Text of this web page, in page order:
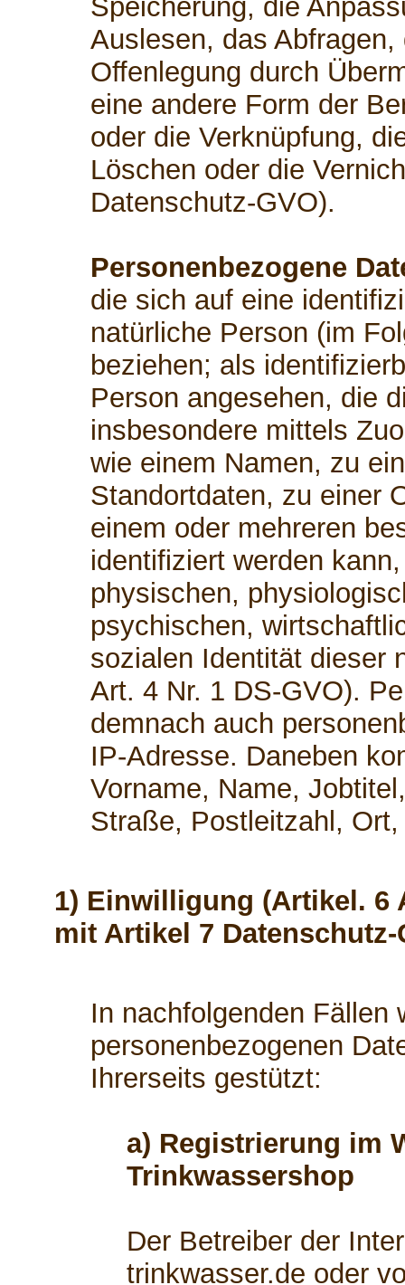
Speicherung, die
Auslesen, das
Offenlegung durch
eine andere Form der
oder die Verknüpfung,
Löschen oder die
Datenschutz-GVO).
Personenbezogene
die sich auf eine
natürliche Person (im
beziehen; als
Person angesehen, die
insbesondere mittels
wie einem Namen, zu
Standortdaten, zu einer
einem oder mehreren
identifiziert werden
physischen,
psychischen,
sozialen Identität dieser
Art. 4 Nr. 1 DS-GVO).
demnach auch
IP-Adresse. Daneben
Vorname, Name,
Straße, Postleitzahl,
1) Einwilligung (Artikel. 6
mit Artikel 7 Datenschutz-
In nachfolgenden Fällen
personenbezogenen
Ihrerseits gestützt:
a) Registrierung im
Trinkwassershop
Der Betreiber der
trinkwasser.de oder